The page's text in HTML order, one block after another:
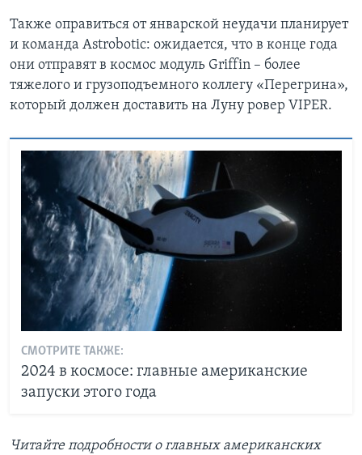
Также оправиться от январской неудачи планирует
и команда Astrobotic: ожидается, что в конце года
они отправят в космос модуль Griffin – более
тяжелого и грузоподъемного коллегу «Перегрина»,
который должен доставить на Луну ровер VIPER.
СМОТРИТЕ ТАКЖЕ:
2024 в космосе: главные американские
запуски этого года
Читайте подробности о главных американских